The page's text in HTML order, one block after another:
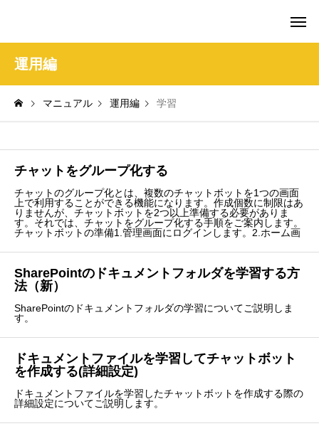
運用編
マニュアル 運用編 学習
チャットをグループ化する
チャットのグループ化とは、複数のチャットボットを1つの画面
上で利用することができる機能になります。作成個数に制限はあ
りませんが、チャットボットを2つ以上準備する必要がありま
す。それでは、チャットをグループ化する手順をご案内します。
チャットボットの準備1.管理画面にログインします。2.ホーム画
SharePointのドキュメントフォルダを学習する方
法（新）
SharePointのドキュメントフォルダの学習についてご説明しま
す。
ドキュメントファイルを学習してチャットボット
を作成する(詳細設定)
ドキュメントファイルを学習したチャットボットを作成する際の
詳細設定についてご説明します。